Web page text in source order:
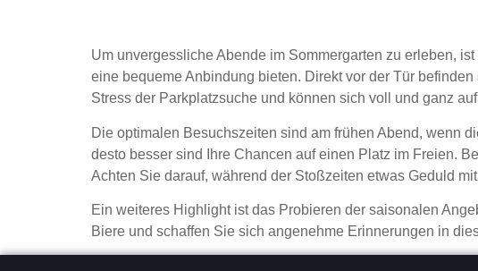
Um unvergessliche Abende im Sommergarten zu erleben,
eine bequeme Anbindung bieten. Direkt vor der Tür
Stress der Parkplatzsuche und können sich voll und ganz
Die optimalen Besuchszeiten sind am frühen Abend, wenn
desto besser sind Ihre Chancen auf einen Platz im Freien.
Achten Sie darauf, während der Stoßzeiten etwas Geduld
Ein weiteres Highlight ist das Probieren der saisonalen
Biere und schaffen Sie sich angenehme Erinnerungen in